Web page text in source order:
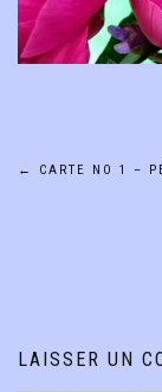
Navigation
← CARTE NO 1 –
LAISSER UN